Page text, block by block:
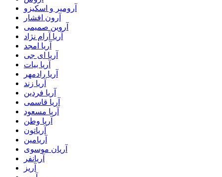
آرومیر و اسکیزو
آرون افشار
آروین صمیمی
آریا آرام نژاد
آریا امجد
آریا ای جی
آریا بیات
آریا رادمهر
آریا زند
آریا فردین
آریا قاسمی
آریا مسعود
آریا وطن
آریاتون
آریامین
آریان موسوی
آریانفر
آریز